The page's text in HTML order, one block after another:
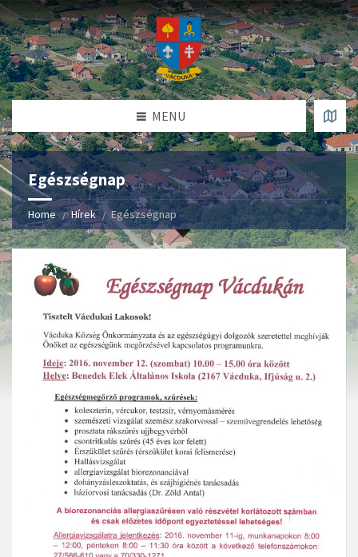
MENU
Egészségnap
Home Hírek Egészségnap